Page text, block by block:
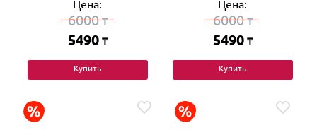
Цена:
6000₸
5490 ₸
Купить
Цена:
6000₸
5490 ₸
Купить